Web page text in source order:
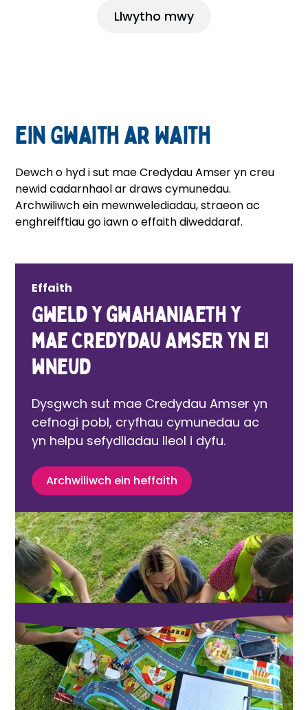
Llwytho mwy
Ein Gwaith ar Waith
Dewch o hyd i sut mae Credydau Amser yn creu
newid cadarnhaol ar draws cymunedau.
Archwiliwch ein mewnwelediadau, straeon ac
enghreifftiau go iawn o effaith diweddaraf.
Effaith
Gweld y gwahaniaeth y
mae Credydau Amser yn ei
wneud
Dysgwch sut mae Credydau Amser yn
cefnogi pobl, cryfhau cymunedau ac
yn helpu sefydliadau lleol i dyfu.
Archwiliwch ein heffaith